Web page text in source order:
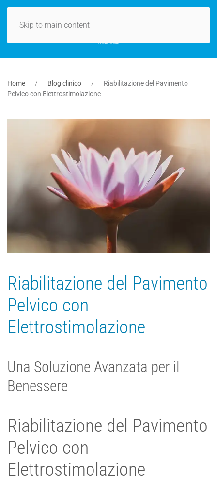
Skip to main content
Home Blog clinico
Riabilitazione del Pavimento
Pelvico con Elettrostimolazione
Riabilitazione del Pavimento
Pelvico con
Elettrostimolazione
Una Soluzione Avanzata per il
Benessere
Riabilitazione del Pavimento
Pelvico con
Elettrostimolazione